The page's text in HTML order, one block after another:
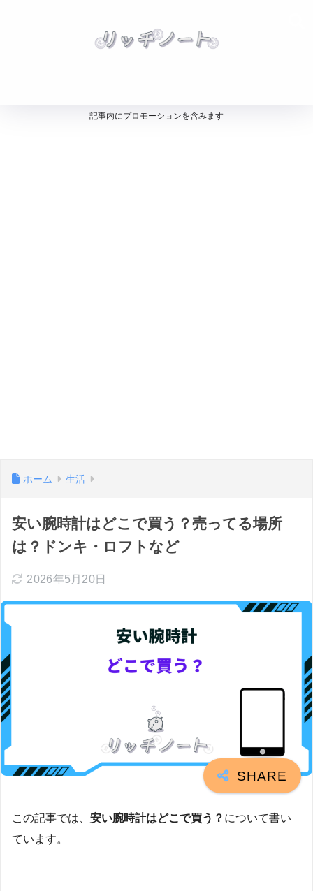
記事内にプロモーションを含みます
ホーム 生活
安い腕時計はどこで買う？売ってる場所
は？ドンキ・ロフトなど
2026年5月20日
この記事では、 安い腕時計はどこで買う？ について書い
ています。